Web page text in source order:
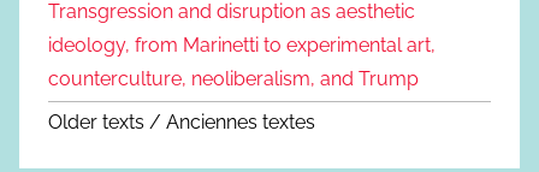
Transgression and disruption as aesthetic
ideology, from Marinetti to experimental art,
counterculture, neoliberalism, and Trump
Older texts / Anciennes textes